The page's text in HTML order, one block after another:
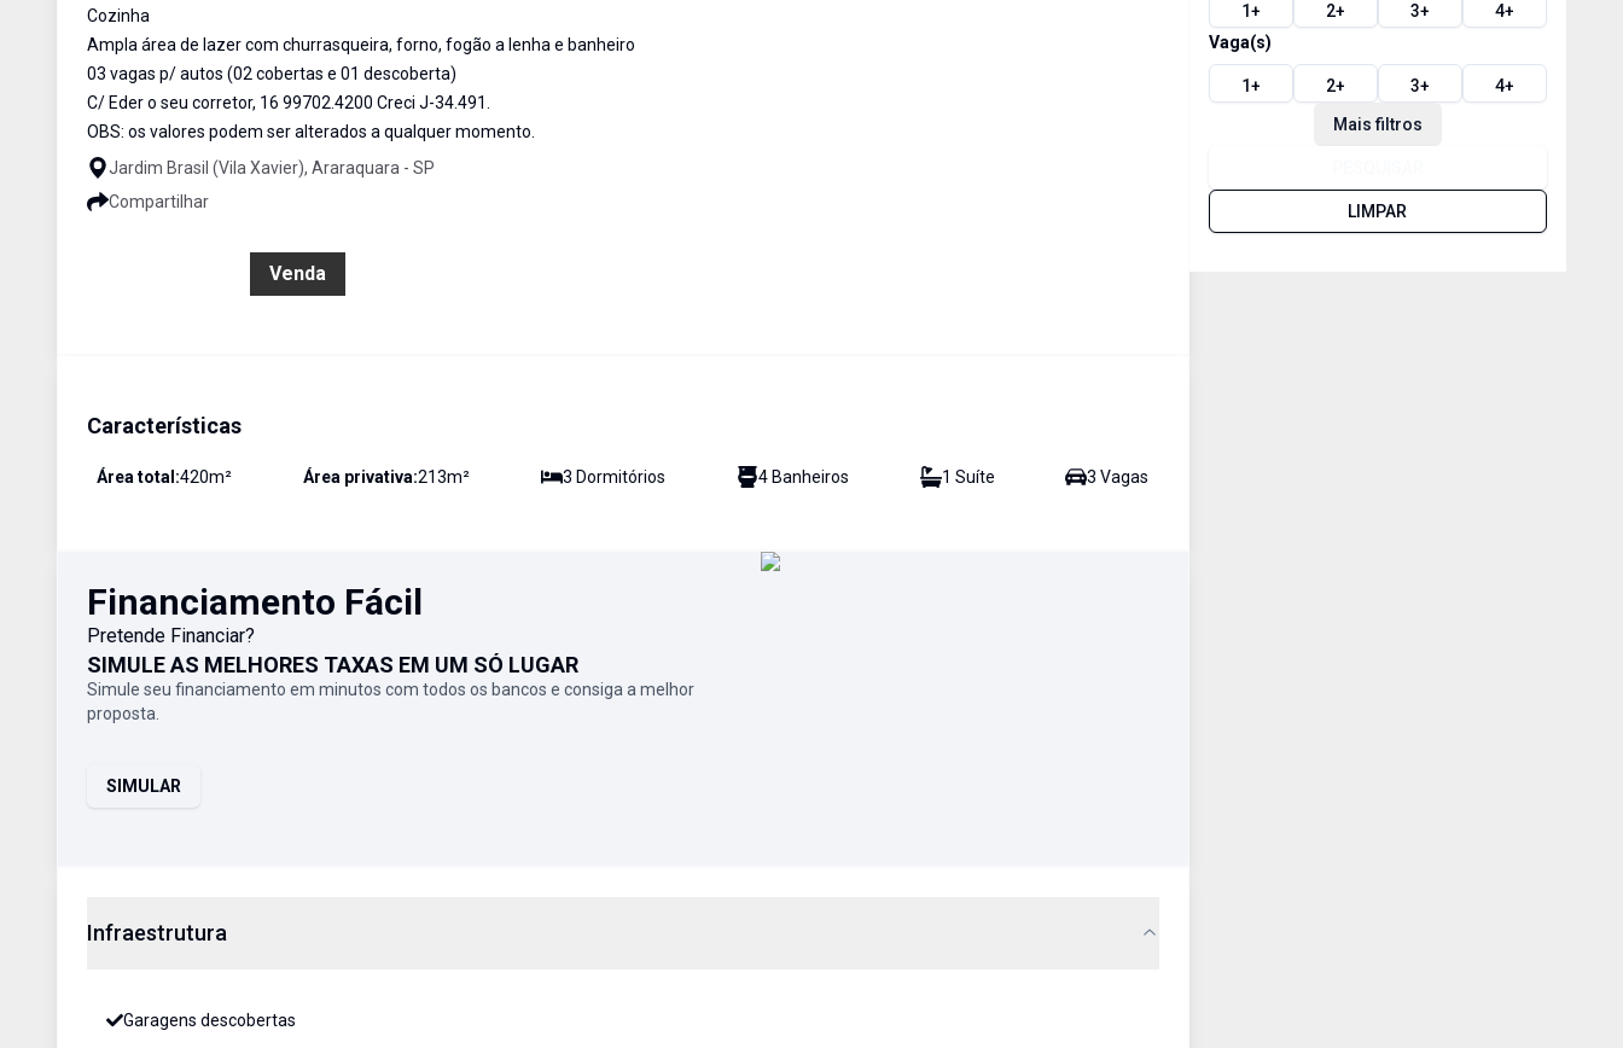
Cozinha
Ampla área de lazer com churrasqueira, forno, fogão a lenha e banheiro
03 vagas p/ autos (02 cobertas e 01 descoberta)
C/ Eder o seu corretor, 16 99702.4200 Creci J-34.491.
OBS: os valores podem ser alterados a qualquer momento.
Jardim Brasil (Vila Xavier), Araraquara - SP
Compartilhar
Venda
Características
Área total:420m² Área privativa:213m² 3 Dormitórios 4Banheiros 1 Suíte 3 Vagas
Financiamento Fácil
Pretende Financiar?
SIMULE AS MELHORES TAXAS EM UM SÓ LUGAR
Simule seu financiamento em minutos com todos os bancos e consiga a melhor
proposta.
SIMULAR
Infraestrutura
Garagens descobertas
1+ 2+ 3+ 4+
Vaga(s)
1+ 2+ 3+ 4+
Mais filtros
LIMPAR